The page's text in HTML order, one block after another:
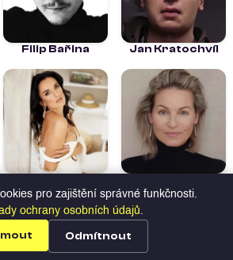
Nabídky Přihlásit se Registrace
Filip Bařina Jan Kratochvíl
Panikova
Holubcová
Hledat talenty
Všechny
pro zajištění správné funkčnosti.
ochrany osobních údajů.
Odmítnout